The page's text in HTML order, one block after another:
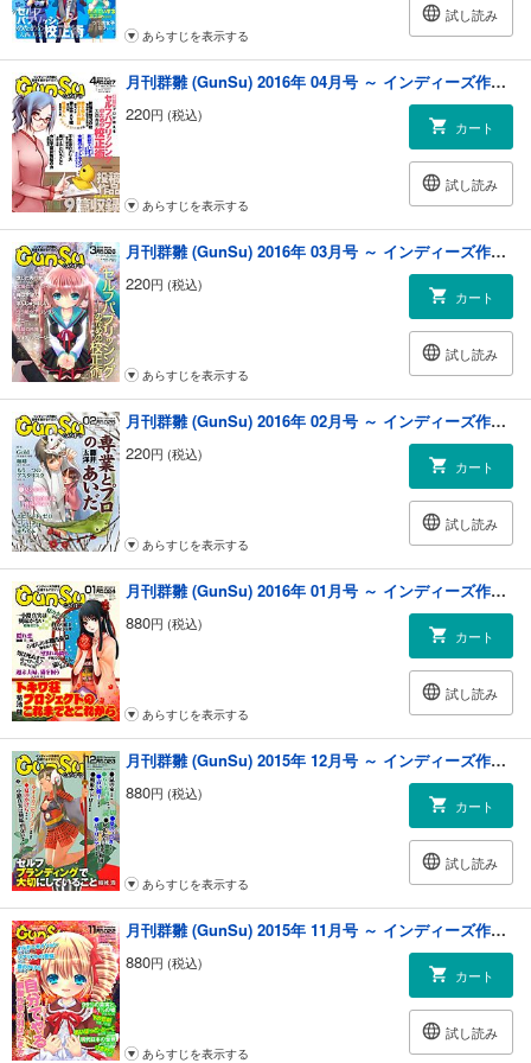
試し読み
あらすじを表示する
月刊群雛 (GunSu) 2016年 04月号 ～ インディーズ作家と読者を繋げるマガジン ～
220円 (税込)
カート
試し読み
あらすじを表示する
月刊群雛 (GunSu) 2016年 03月号 ～ インディーズ作家と読者を繋げるマガジン ～
220円 (税込)
カート
試し読み
あらすじを表示する
月刊群雛 (GunSu) 2016年 02月号 ～ インディーズ作家と読者を繋げるマガジン ～
220円 (税込)
カート
試し読み
あらすじを表示する
月刊群雛 (GunSu) 2016年 01月号 ～ インディーズ作家を応援するマガジン ～
880円 (税込)
カート
試し読み
あらすじを表示する
月刊群雛 (GunSu) 2015年 12月号 ～ インディーズ作家を応援するマガジン ～
880円 (税込)
カート
試し読み
あらすじを表示する
月刊群雛 (GunSu) 2015年 11月号 ～ インディーズ作家を応援するマガジン ～
880円 (税込)
カート
試し読み
あらすじを表示する